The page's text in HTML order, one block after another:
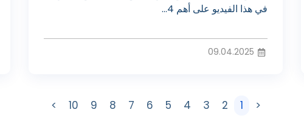
و
ا
ل
في هذا الفيديو على أهم 4...
09.04.2025
<
1
2
3
4
5
6
7
8
9
10
>